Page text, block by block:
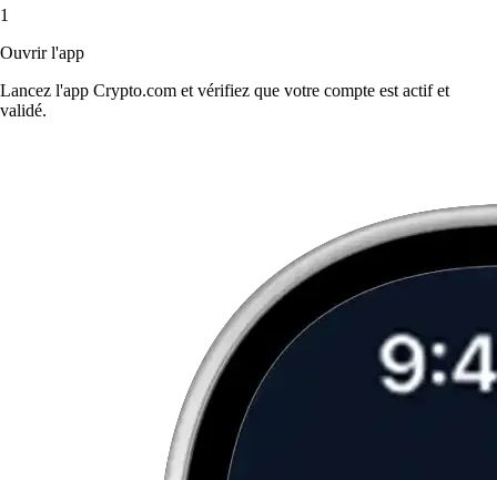
1
Ouvrir l'app
Lancez l'app Crypto.com et vérifiez que votre compte est actif et
validé.